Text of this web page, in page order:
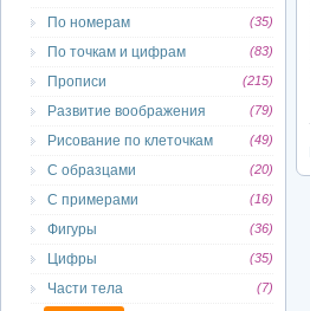
По номерам (35)
По точкам и цифрам (83)
Прописи (215)
Развитие воображения (79)
Рисование по клеточкам (49)
С образцами (20)
С примерами (16)
Фигуры (36)
Цифры (35)
Части тела (7)